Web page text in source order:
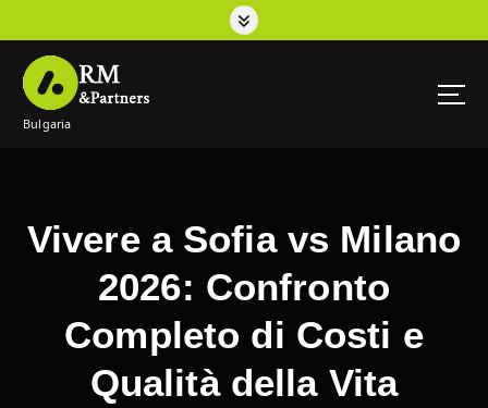
Bulgaria
Vivere a Sofia vs Milano
2026: Confronto
Completo di Costi e
Qualità della Vita